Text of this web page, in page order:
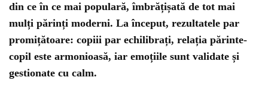
din ce în ce mai populară, îmbrățișată de tot mai
mulți părinți moderni. La început, rezultatele par
promițătoare: copiii par echilibrați, relația părinte-
copil este armonioasă, iar emoțiile sunt validate și
gestionate cu calm.